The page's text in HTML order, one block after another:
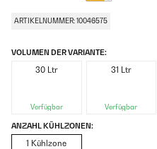
ARTIKELNUMMER: 10046575
VOLUMEN DER VARIANTE:
30 Ltr
Verfügbar
31 Ltr
Verfügbar
ANZAHL KÜHLZONEN:
1 Kühlzone